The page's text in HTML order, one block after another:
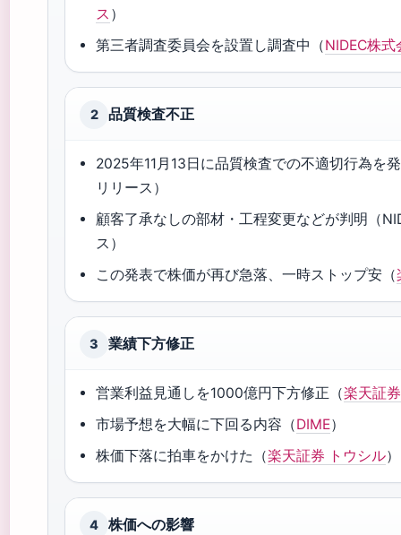
ス ）
第三者調査委員会を設置し調査中（NIDEC株
2 品質検査不正
2025年11月13日に品質検査での不適切行為を
リリース）
顧客了承なしの部材・工程変更などが判明（
ス）
この発表で株価が再び急落、一時ストップ安（
3 業績下方修正
営業利益見通しを1000億円下方修正（楽天証
市場予想を大幅に下回る内容（DIME）
株価下落に拍車をかけた（楽天証券 トウシル）
4 株価への影響